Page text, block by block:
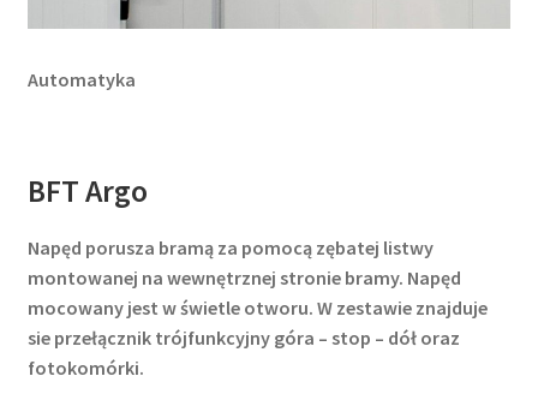
Automatyka
BFT Argo
Napęd porusza bramą za pomocą zębatej listwy
montowanej na wewnętrznej stronie bramy. Napęd
mocowany jest w świetle otworu. W zestawie znajduje
sie przełącznik trójfunkcyjny góra – stop – dół oraz
fotokomórki.